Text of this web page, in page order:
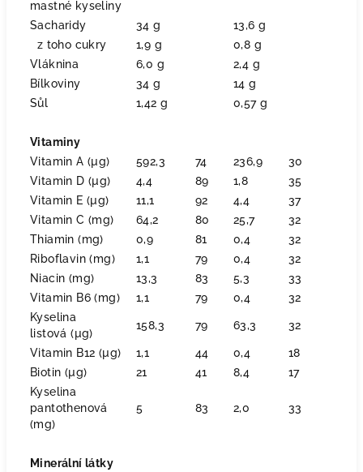
mastné kyseliny
Sacharidy
34 g
13,6 g
z toho cukry
1,9 g
0,8 g
Vláknina
6,0 g
2,4 g
Bílkoviny
34 g
14 g
Sůl
1,42 g 0,57 g
Vitaminy
Vitamin A (µg)
592,3 74 236,9
30
Vitamin D (µg)
4,4 89 1,8
35
Vitamin E (µg)
11,1 92 4,4
37
Vitamin C (mg)
64,2 80 25,7
32
Thiamin (mg)
0,9 81 0,4
32
Riboflavin (mg)
1,1 79 0,4
32
Niacin (mg)
13,3 83 5,3
33
Vitamin B6 (mg)
1,1 79 0,4
32
Kyselina
listová (µg)
158,3 79 63,3 32
Vitamin B12 (µg) 1,1 44 0,4
18
Biotin (µg)
21 41 8,4
17
Kyselina
pantothenová
(mg)
5 83 2,0 33
Minerální látky